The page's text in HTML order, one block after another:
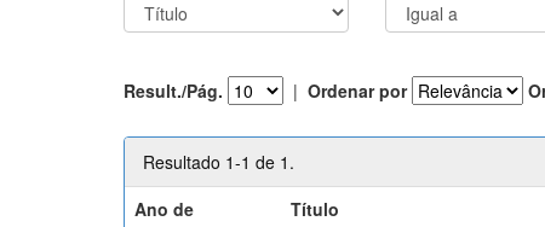
Result./Pág. | Ordenar por
Resultado 1-1 de 1.
Ano de
Título